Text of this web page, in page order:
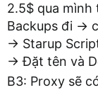
2.5$ qua
Backups đi →
→ Starup
→ Đặt tên và
B3: Proxy sẽ